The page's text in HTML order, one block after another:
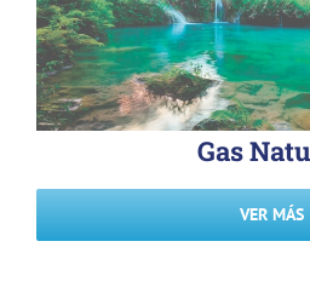
Gas
VER MÁS